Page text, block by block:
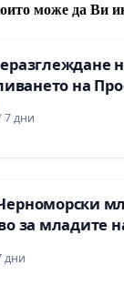
може да Ви
на
промишлени
гр. Пазарджик
7 дни
за младите
дни